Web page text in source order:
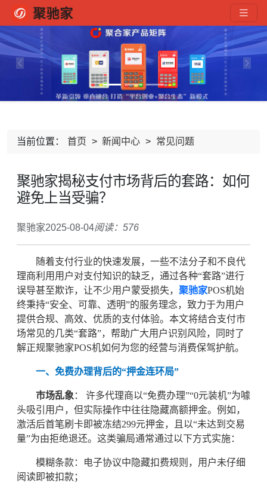
Previous Next
当前位置： 首页 > 新闻中心 > 常见问题
聚驰家揭秘支付市场背后的套路：如何
避免上当受骗？
聚驰家2025-08-04阅读：576
随着支付行业的快速发展，一些不法分子和不良代
理商利用用户对支付知识的缺乏，通过各种“套路”进行
误导甚至欺诈，让不少用户蒙受损失， 聚驰家POS机始
终秉持“安全、可靠、透明”的服务理念，致力于为用户
提供合规、高效、优质的支付体验。本文将结合支付市
场常见的几类“套路”，帮助广大用户识别风险，同时了
解正规聚驰家POS机如何为您的经营与消费保驾护航。
一、免费办理背后的“押金连环局”
市场乱象 ： 许多代理商以“免费办理”“0元装机”为噱
头吸引用户，但实际操作中往往隐藏高额押金。例如，
激活后首笔刷卡即被冻结299元押金，且以“未达到交易
量”为由拒绝退还。这类骗局通常通过以下方式实施：
模糊条款：电子协议中隐藏扣费规则，用户未仔细
阅读即被扣款；